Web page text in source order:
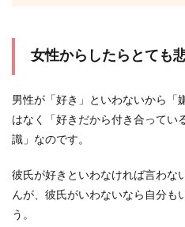
女性からしたらとても
男性が「好き」といわないから「
はなく「好きだから付き合ってい
識」なのです。
彼氏が好きといわなければ言わな
んが、彼氏がいわないなら自分も
う。